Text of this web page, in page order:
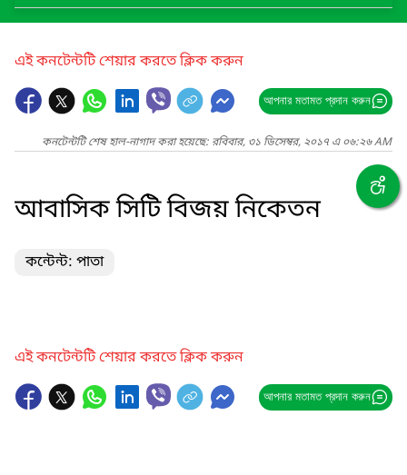
এই কনটেন্টটি শেয়ার করতে ক্লিক করুন
আপনার মতামত প্রদান করুন
কনটেন্টটি শেষ হাল-নাগাদ করা হয়েছে: রবিবার, ৩১ ডিসেম্বর, ২০১৭ এ ০৬:২৬ AM
আবাসিক সিটি বিজয় নিকেতন
কন্টেন্ট: পাতা
এই কনটেন্টটি শেয়ার করতে ক্লিক করুন
আপনার মতামত প্রদান করুন